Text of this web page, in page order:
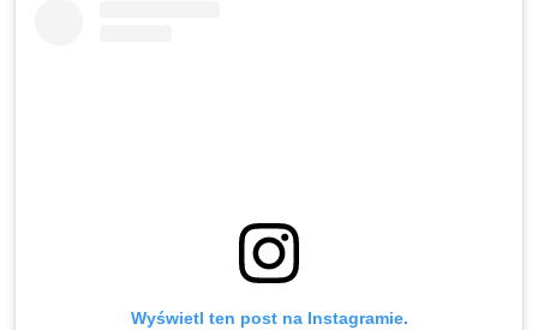
Wyświetl ten post na Instagramie.